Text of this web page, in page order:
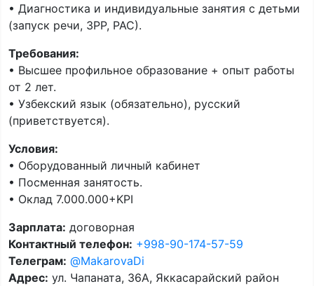
• Диагностика и индивидуальные занятия с детьми
(запуск речи, ЗРР, РАС).
Требования:
• Высшее профильное образование + опыт работы
от 2 лет.
• Узбекский язык (обязательно), русский
(приветствуется).
Условия:
• Оборудованный личный кабинет
• Посменная занятость.
• Оклад 7.000.000+KPI
Зарплата: договорная
Контактный телефон: +998-90-174-57-59
Телеграм: @MakarovaDi
Адрес: ул. Чапаната, 36А, Яккасарайский район